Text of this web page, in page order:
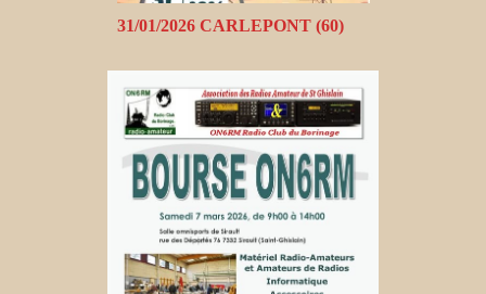
31/01/2026 CARLEPONT (60)